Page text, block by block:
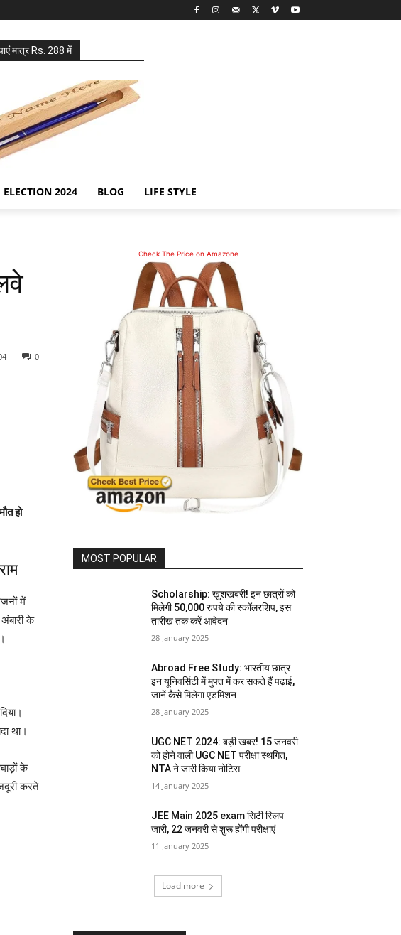
मात्र Rs. 288 में
ELECTION 2024 BLOG LIFE STYLE
0
हो
में
के
था।
के
करते
Check The Price on Amazone
MOST POPULAR
Scholarship: खुशखबरी! इन छात्रों को
मिलेगी 50,000 रुपये की स्कॉलरशिप, इस
तारीख तक करें आवेदन
28 January 2025
Abroad Free Study: भारतीय छात्र
इन यूनिवर्सिटी में मुफ्त में कर सकते हैं पढ़ाई,
जानें कैसे मिलेगा एडमिशन
28 January 2025
UGC NET 2024: बड़ी खबर! 15 जनवरी
को होने वाली UGC NET परीक्षा स्थगित,
NTA ने जारी किया नोटिस
14 January 2025
JEE Main 2025 exam सिटी स्लिप
जारी, 22 जनवरी से शुरू होंगी परीक्षाएं
11 January 2025
Load more